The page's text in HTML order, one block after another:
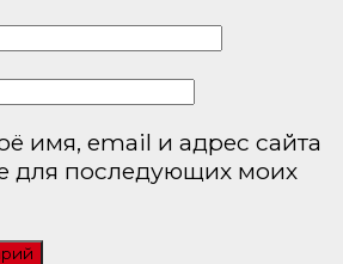
имя, email и адрес сайта
для последующих моих